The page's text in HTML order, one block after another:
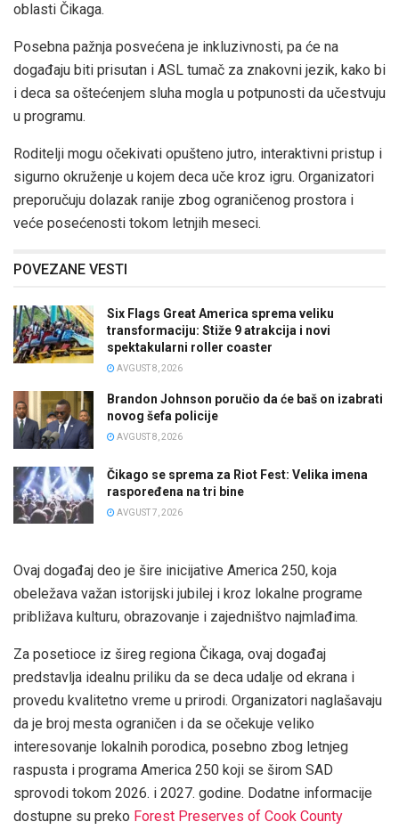
oblasti Čikaga.
Posebna pažnja posvećena je inkluzivnosti, pa će na
događaju biti prisutan i ASL tumač za znakovni jezik, kako bi
i deca sa oštećenjem sluha mogla u potpunosti da učestvuju
u programu.
Roditelji mogu očekivati opušteno jutro, interaktivni pristup i
sigurno okruženje u kojem deca uče kroz igru. Organizatori
preporučuju dolazak ranije zbog ograničenog prostora i
veće posećenosti tokom letnjih meseci.
POVEZANE VESTI
Six Flags Great America sprema veliku
transformaciju: Stiže 9 atrakcija i novi
spektakularni roller coaster
AVGUST 8, 2026
Brandon Johnson poručio da će baš on izabrati
novog šefa policije
AVGUST 8, 2026
Čikago se sprema za Riot Fest: Velika imena
raspoređena na tri bine
AVGUST 7, 2026
Ovaj događaj deo je šire inicijative America 250, koja
obeležava važan istorijski jubilej i kroz lokalne programe
približava kulturu, obrazovanje i zajedništvo najmlađima.
Za posetioce iz šireg regiona Čikaga, ovaj događaj
predstavlja idealnu priliku da se deca udalje od ekrana i
provedu kvalitetno vreme u prirodi. Organizatori naglašavaju
da je broj mesta ograničen i da se očekuje veliko
interesovanje lokalnih porodica, posebno zbog letnjeg
raspusta i programa America 250 koji se širom SAD
sprovodi tokom 2026. i 2027. godine. Dodatne informacije
dostupne su preko Forest Preserves of Cook County